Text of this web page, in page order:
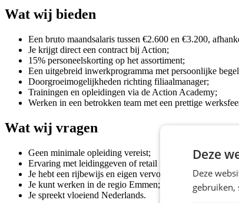
Wat wij bieden
Een bruto maandsalaris tussen €2.600 en €3.200,
Je krijgt direct een contract bij Action;
15% personeelskorting op het assortiment;
Een uitgebreid inwerkprogramma met persoonlijke
Doorgroeimogelijkheden richting filiaalmanager;
Trainingen en opleidingen via de Action Academy;
Werken in een betrokken team met een prettige
Wat wij vragen
Geen minimale opleiding vereist;
Ervaring met leidinggeven of retail is een pré;
Je hebt een rijbewijs en eigen vervoer;
Je kunt werken in de regio Emmen;
Je spreekt vloeiend Nederlands.
Deze
Deze
gebruiken,